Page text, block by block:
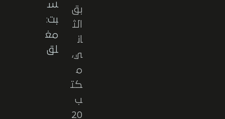
بق
الث
ان
ي،
م
كت
ب
20
س
بت:
مغ
لق